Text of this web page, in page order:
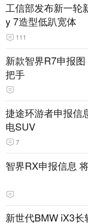
工信部发布新一轮
y 7造型低趴宽体
111
新款智界R7申报
把手
捷途环游者申报信
电SUV
7
智界RX申报信息
新世代BMW iX3